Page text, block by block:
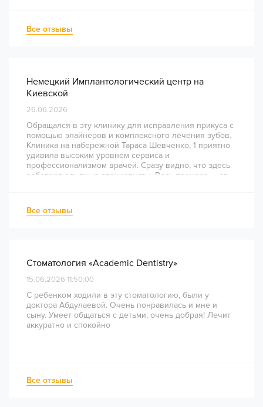
Все отзывы
Немецкий Имплантологический центр на
Киевской
26.06.2026
Обращался в эту клинику для исправления прикуса с
помощью элайнеров и комплексного лечения зубов.
Клиника на набережной Тараса Шевченко, 1 приятно
удивила высоким уровнем сервиса и
профессионализмом врачей. Сразу видно, что здесь
работают опытные специалисты. Весь процесс — от
непростое перелечивание каналов прошло
комфортно и безболезненно. Рекомендую всем, кто
Все отзывы
Стоматология «Academic Dentistry»
15.06.2026 11:50:00
С ребенком ходили в эту стоматологию, были у
доктора Абдулаевой. Очень понравилась и мне и
сыну. Умеет общаться с детьми, очень добрая! Лечит
аккуратно и спокойно
Все отзывы